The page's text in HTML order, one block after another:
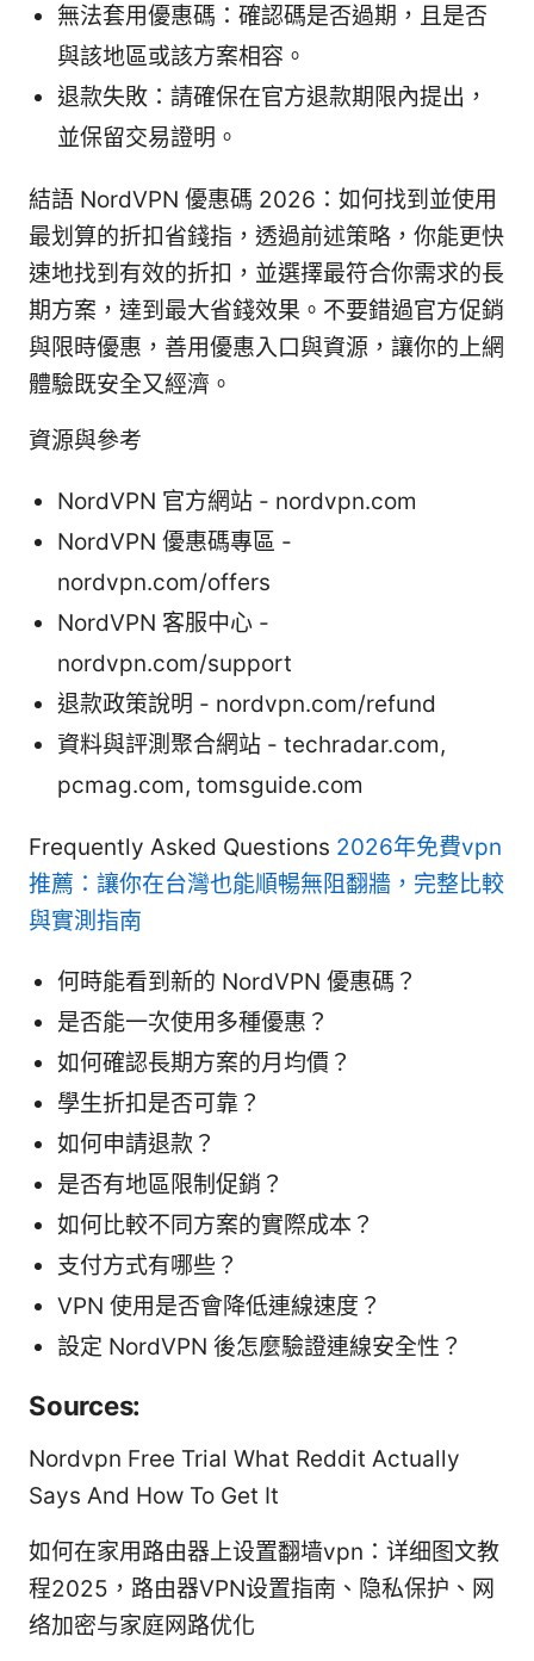
無法套用優惠碼：確認碼是否過期，且是否
與該地區或該方案相容。
退款失敗：請確保在官方退款期限內提出，
並保留交易證明。
結語 NordVPN 優惠碼 2026：如何找到並使用
最划算的折扣省錢指，透過前述策略，你能更快
速地找到有效的折扣，並選擇最符合你需求的長
期方案，達到最大省錢效果。不要錯過官方促銷
與限時優惠，善用優惠入口與資源，讓你的上網
體驗既安全又經濟。
資源與參考
NordVPN 官方網站 - nordvpn.com
NordVPN 優惠碼專區 -
nordvpn.com/offers
NordVPN 客服中心 -
nordvpn.com/support
退款政策說明 - nordvpn.com/refund
資料與評測聚合網站 - techradar.com,
pcmag.com, tomsguide.com
Frequently Asked Questions 2026年免費vpn
推薦：讓你在台灣也能順暢無阻翻牆，完整比較
與實測指南
何時能看到新的 NordVPN 優惠碼？
是否能一次使用多種優惠？
如何確認長期方案的月均價？
學生折扣是否可靠？
如何申請退款？
是否有地區限制促銷？
如何比較不同方案的實際成本？
支付方式有哪些？
VPN 使用是否會降低連線速度？
設定 NordVPN 後怎麼驗證連線安全性？
Sources:
Nordvpn Free Trial What Reddit Actually
Says And How To Get It
如何在家用路由器上设置翻墙vpn：详细图文教
程2025，路由器VPN设置指南、隐私保护、网
络加密与家庭网路优化